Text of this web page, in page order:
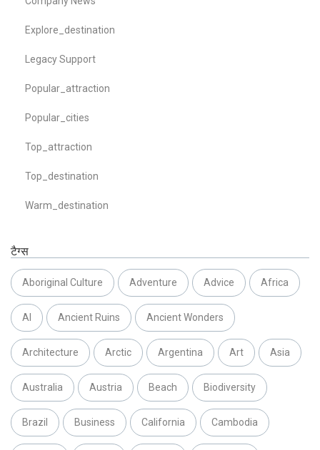
Explore_destination
Legacy Support
Popular_attraction
Popular_cities
Top_attraction
Top_destination
Warm_destination
टैग्स
Aboriginal Culture Adventure Advice Africa
AI Ancient Ruins Ancient Wonders
Architecture Arctic Argentina Art Asia
Australia Austria Beach Biodiversity
Brazil Business California Cambodia